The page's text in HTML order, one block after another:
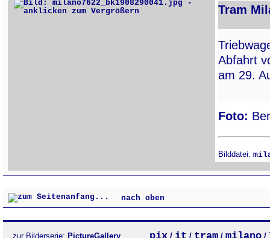
Tram
Abfahrt
am 29.
Foto:
Bilddatei:
nach oben
zur Bilderserie: PictureGallery / / / /